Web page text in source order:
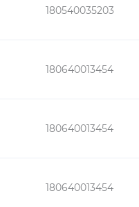
180540035203
180640013454
180640013454
180640013454